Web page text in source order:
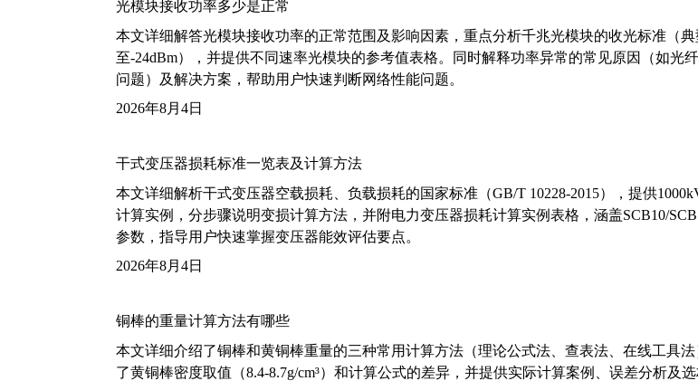
光模块接收功率多少是正常
本文详细解答光模块接收功率的正常范围及影响因素，重点分析千兆光模块的收光标准（典
至-24dBm），并提供不同速率光模块的参考值表格。同时解释功率异常的常见原因（如光
问题）及解决方案，帮助用户快速判断网络性能问题。
2026年8月4日
干式变压器损耗标准一览表及计算方法
本文详细解析干式变压器空载损耗、负载损耗的国家标准（GB/T 10228-2015），提供
计算实例，分步骤说明变损计算方法，并附电力变压器损耗计算实例表格，涵盖SCB10/
参数，指导用户快速掌握变压器能效评估要点。
2026年8月4日
铜棒的重量计算方法有哪些
本文详细介绍了铜棒和黄铜棒重量的三种常用计算方法（理论公式法、查表法、在线工具
了黄铜棒密度取值（8.4-8.7g/cm³）和计算公式的差异，并提供实际计算案例、误差分析及